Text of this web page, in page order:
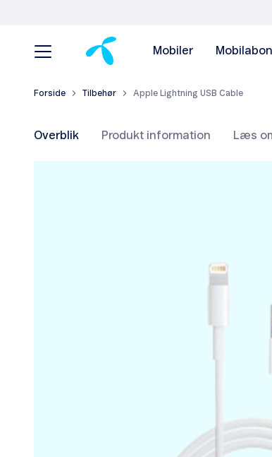
Mobiler
Forside Tilbehør Apple Lightning USB Cable
Overblik Produkt information Læs